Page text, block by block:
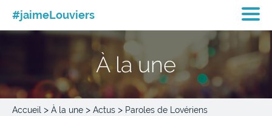
#jaimeLouviers
À la une
Accueil > À la une > Actus > Paroles de Lovériens